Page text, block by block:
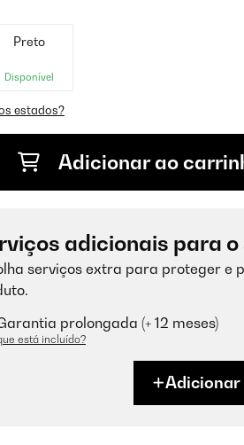
Preto
Disponível
estados?
Adicionar ao
adicionais para
serviços extra para proteger e
prolongada (+ 12 meses)
está incluído?
Adicionar